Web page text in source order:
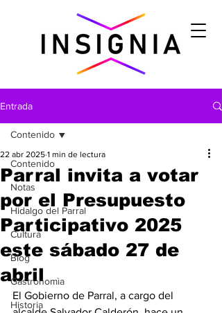
Entrada
Contenido
Notas
Hidalgo del Parral
Cultura
Blog
Gastronomìa
Historia
Contenido
Parral invita a votar
por el Presupuesto
Participativo 2025
este sábado 27 de
abril
22 abr 2025 1 min de lectura
El Gobierno de Parral, a cargo del